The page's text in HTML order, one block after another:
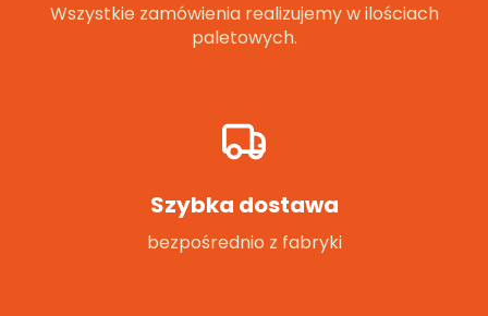
Wszystkie zamówienia realizujemy w ilościach
paletowych.
Szybka dostawa
bezpośrednio z fabryki